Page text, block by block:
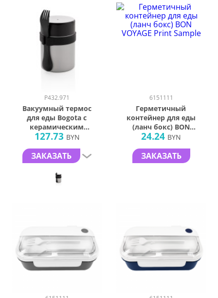
P432.971
Вакуумный термос
для еды Bogota с
керамическим
напылением, 400
127.73 BYN
ЗАКАЗАТЬ
6151111
Герметичный
контейнер для еды
(ланч бокс) BON
VOYAGE Print Sample
пластиковый, бело-
черный, 1100 мл.
24.24 BYN
ЗАКАЗАТЬ